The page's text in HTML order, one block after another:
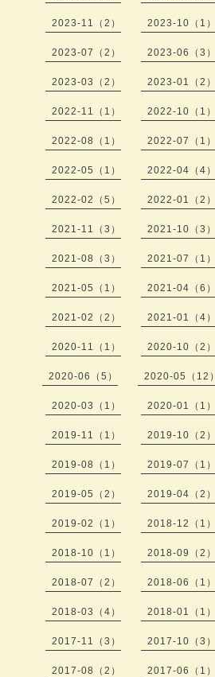
2023-11（2） 2023-10（1）
2023-07（2） 2023-06（3）
2023-03（2） 2023-01（2）
2022-11（1） 2022-10（1）
2022-08（1） 2022-07（1）
2022-05（1） 2022-04（4）
2022-02（5） 2022-01（2）
2021-11（3） 2021-10（3）
2021-08（3） 2021-07（1）
2021-05（1） 2021-04（6）
2021-02（2） 2021-01（4）
2020-11（1） 2020-10（2）
2020-06（5） 2020-05（12）
2020-03（1） 2020-01（1）
2019-11（1） 2019-10（2）
2019-08（1） 2019-07（1）
2019-05（2） 2019-04（2）
2019-02（1） 2018-12（1）
2018-10（1） 2018-09（2）
2018-07（2） 2018-06（1）
2018-03（4） 2018-01（1）
2017-11（3） 2017-10（3）
2017-08（2） 2017-06（1）